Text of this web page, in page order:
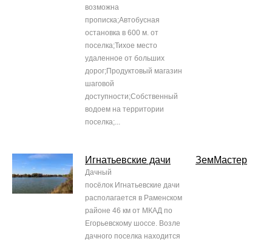
возможна
прописка;Автобусная
остановка в 600 м. от
поселка;Тихое место
удаленное от больших
дорог;Продуктовый магазин
шаговой
доступности;Собственный
водоем на территории
поселка;...
Игнатьевские дачи
Дачный
посёлок Игнатьевские дачи
располагается в Раменском
районе 46 км от МКАД по
Егорьевскому шоссе. Возле
дачного поселка находится
ЗемМастер